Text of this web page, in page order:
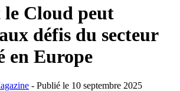
Cloud peut
défis du secteur
en Europe
- Publié le 10 septembre 2025